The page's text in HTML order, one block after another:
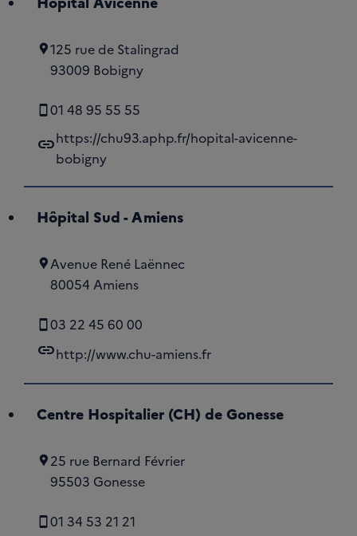
125 rue de Stalingrad
93009 Bobigny
01 48 95 55 55
linkhttps://chu93.aphp.fr/hopital-avicenne-
bobigny
Hôpital Sud - Amiens
Avenue René Laënnec
80054 Amiens
03 22 45 60 00
linkhttp://www.chu-amiens.fr
Centre Hospitalier (CH) de Gonesse
25 rue Bernard Février
95503 Gonesse
01 34 53 21 21